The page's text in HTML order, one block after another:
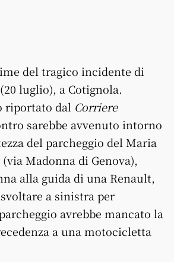
del tragico incidente di
luglio), a Cotignola.
riportato dal Corriere
sarebbe avvenuto intorno
del parcheggio del Maria
Madonna di Genova),
alla guida di una Renault,
a sinistra per
avrebbe mancato la
a una motocicletta